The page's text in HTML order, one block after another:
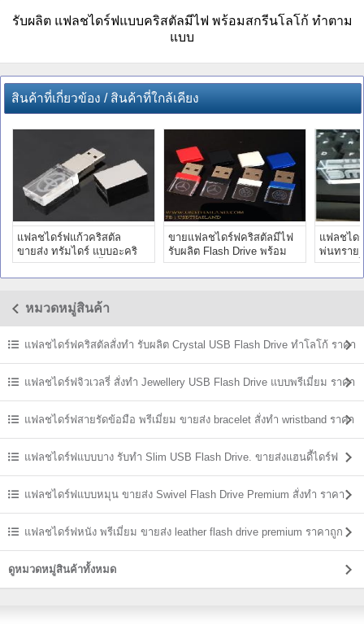
รับผลิต แฟลชไดร์ฟแบบคริสตัลมีไฟ พร้อมสกรีนโลโก้ ทำตาม
แบบ
สินค้าที่เกี่ยวข้อง / สินค้าที่ใกล้เคียง
แฟลชไดร์ฟแก้วคริสตัล
ขายส่ง ทรัมไดร์ แบบอะคริ
ลิค รับสกรีน แฮนดี้ไดร์ฟ
ขายแฟลชไดร์ฟคริสตัลมีไฟ
รับผลิต Flash Drive พร้อม
สกรีนโลโก้
แฟลชได
พ่นทราย
ทำ แฮนดี้
หมวดหมู่สินค้า
แฟลชไดร์ฟคริสตัลสั่งทำ รับผลิต Crystal USB Flash Drive ทำโลโก้ ราคา
ส่ง แฟลชไดร์ฟจิวเวลรี่ สั่งทำ Jewellery USB Flash Drive แบบพรีเมี่ยม ราคา
ส่ง แฟลชไดร์ฟสายรัดข้อมือ พรีเมี่ยม ขายส่ง bracelet สั่งทำ wristband ราคา
ถูก แฟลชไดร์ฟแบบบาง รับทำ Slim USB Flash Drive. ขายส่งแฮนดี้ไดร์ฟ
ราคาถูกแฟลชไดร์ฟแบบหมุน ขายส่ง Swivel Flash Drive Premium สั่งทำ ราคา
ถูก แฟลชไดร์ฟหนัง พรีเมี่ยม ขายส่ง leather flash drive premium ราคาถูก
ดูหมวดหมู่สินค้าทั้งหมด